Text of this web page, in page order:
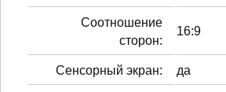
Соотношение
сторон:
16:9
Сенсорный экран: да